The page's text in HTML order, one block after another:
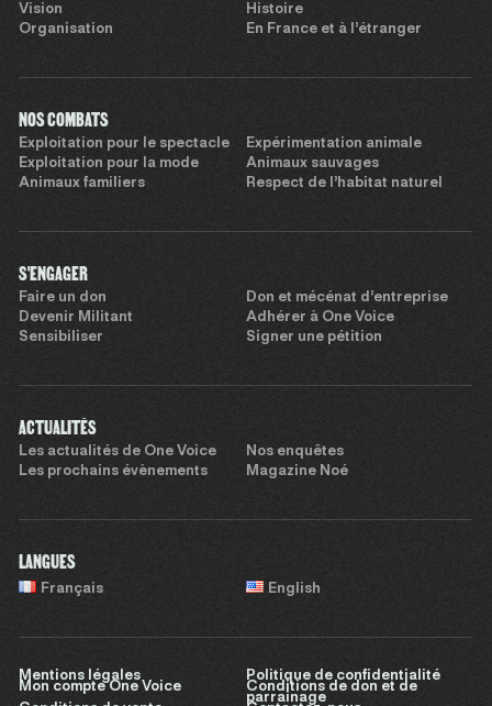
Vision
Histoire
Organisation
En France et à l’étranger
NOS COMBATS
Exploitation pour le spectacle
Expérimentation animale
Exploitation pour la mode
Animaux sauvages
Animaux familiers
Respect de l’habitat naturel
S'ENGAGER
Faire un don
Don et mécénat d’entreprise
Devenir Militant
Adhérer à One Voice
Sensibiliser
Signer une pétition
ACTUALITÉS
Les actualités de One Voice
Nos enquêtes
Les prochains évènements
Magazine Noé
LANGUES
Français English
Mentions légales
Politique de confidentialité
Mon compte One Voice
Conditions de don et de
parrainage